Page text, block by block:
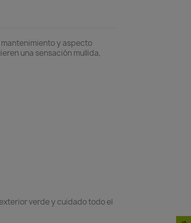
y aspecto
una sensación mullida,
verde y cuidado todo el